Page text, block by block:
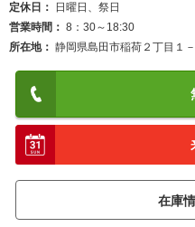
定休日
日曜日、祭日
営業時間
8：30～18:30
所在地
静岡県島田市稲荷２丁目１